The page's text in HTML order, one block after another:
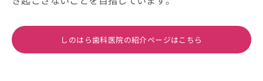
しのはら歯科医院の紹介ページはこちら